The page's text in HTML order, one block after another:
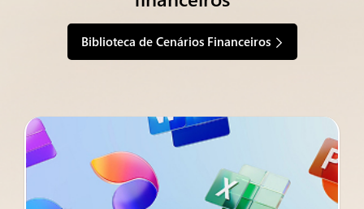
Biblioteca de Cenários Financeiros